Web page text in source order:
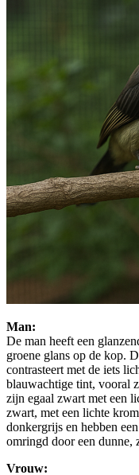
Man:
De man heeft een
groene glans op de kop.
contrasteert met de iets
blauwachtige tint, vooral
zijn egaal zwart met een
zwart, met een lichte
donkergrijs en hebben
omringd door een dunne,
Vrouw: